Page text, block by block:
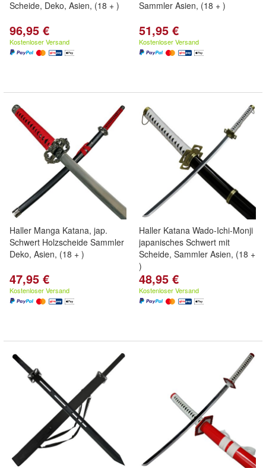
Scheide, Deko, Asien, (18 + )
96,95 €
Kostenloser Versand
Sammler Asien, (18 + )
51,95 €
Kostenloser Versand
Haller Manga Katana, jap.
Schwert Holzscheide Sammler
Deko, Asien, (18 + )
47,95 €
Kostenloser Versand
Haller Katana Wado-Ichi-Monji
japanisches Schwert mit
Scheide, Sammler Asien, (18 +
)
48,95 €
Kostenloser Versand